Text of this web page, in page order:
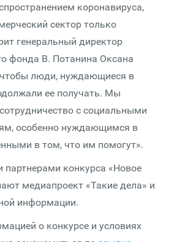
коронавируса,
сектор только
генеральный директор
фонда В. Потанина Оксана
люди, нуждающиеся в
ее получать. Мы
с социальными
особенно нуждающимся в
в том, что им помогут».
конкурса «Новое
медиапроект «Такие дела» и
информации.
о конкурсе и условиях